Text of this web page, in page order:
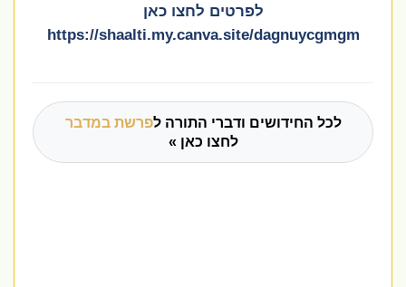
לפרטים לחצו כאן
https://shaalti.my.canva.site/dagnuycgmgm
לכל החידושים ודברי התורה לפרשת במדבר
לחצו כאן »